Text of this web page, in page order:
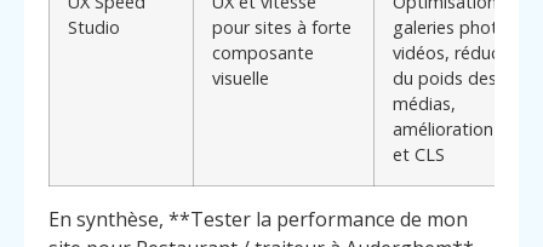
Studio
pour sites à forte
composante
visuelle
galeries photo et
vidéos, réduction
du poids des
médias,
amélioration LCP
et CLS
En synthèse, **Tester la performance de mon